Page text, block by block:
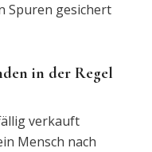
Spuren gesichert
in der Regel
verkauft
Mensch nach